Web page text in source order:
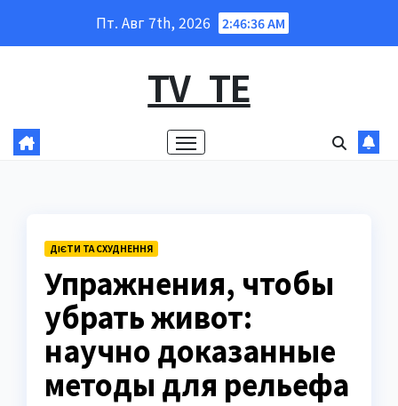
Пт. Авг 7th, 2026 2:46:37 AM
TV_TE
ДІЄТИ ТА СХУДНЕННЯ
Упражнения, чтобы
убрать живот:
научно доказанные
методы для рельефа